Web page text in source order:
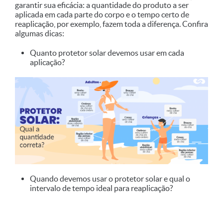
garantir sua eficácia: a quantidade do produto a ser
aplicada em cada parte do corpo e o tempo certo de
reaplicação, por exemplo, fazem toda a diferença. Confira
algumas dicas:
Quanto protetor solar devemos usar em cada
aplicação?
Quando devemos usar o protetor solar e qual o
intervalo de tempo ideal para reaplicação?